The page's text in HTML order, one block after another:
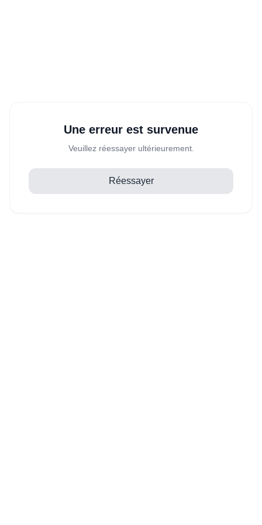
Une erreur est survenue
Veuillez réessayer ultérieurement.
Réessayer